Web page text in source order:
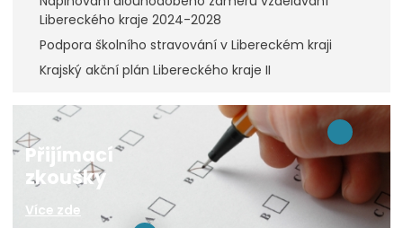
Libereckého kraje 2024-2028
Podpora školního stravování v Libereckém kraji
Krajský akční plán Libereckého kraje II
Přijímací
zkoušky
Více zde